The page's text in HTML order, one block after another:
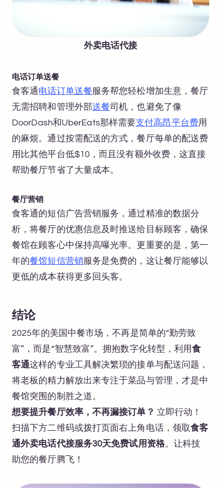
外卖电话代接
电话订单送餐
食客通电话订单送餐服务帮您轻松增加生意，餐厅
无需招聘和管理外部送餐司机，也避免了像
DoorDash和UberEats那样需要支付高昂平台费用
的麻烦。通过按需配送的方式，餐厅每单的配送费
用比其他平台低$10，而且没有额外收费，这直接
帮助餐厅节省了大量成本。
餐厅营销
食客通的短信广告营销服务，通过精准的数据分
析，将餐厅的优惠信息及时推送给目标顾客，确保
餐馆在顾客心中保持高曝光率。更重要的是，第一
年的餐馆短信营销服务是免费的，这让餐厅能够以
更低的成本获得更多回头客。
结论
2025年的美国中餐市场，不再是简单的“勤劳致
富”，而是“智慧致富”。拥抱数字化转型，利用食
客通这样的专业工具解决繁琐的接单与配送问题，
将老板的精力解放出来专注于菜品与管理，才是中
餐馆突围的制胜之道。
想要提升餐厅效率，不再漏接订单？ 立即行动！
扫描下方二维码或拨打页面右上角电话，领取食客
通外卖电话代接服务30天免费试用资格。让科技
助您的餐厅腾飞！